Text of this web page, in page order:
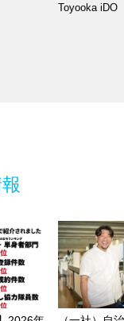
Toyooka iDO